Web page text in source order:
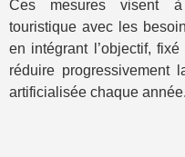
Ces mesures visent à
touristique avec les
en intégrant l’objectif,
réduire progressivement
artificialisée chaque année.